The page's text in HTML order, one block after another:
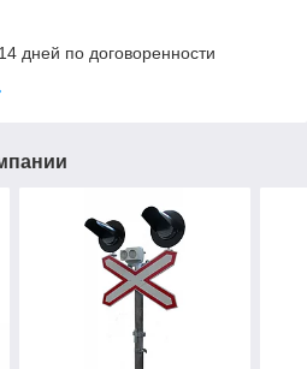
дней по договоренности